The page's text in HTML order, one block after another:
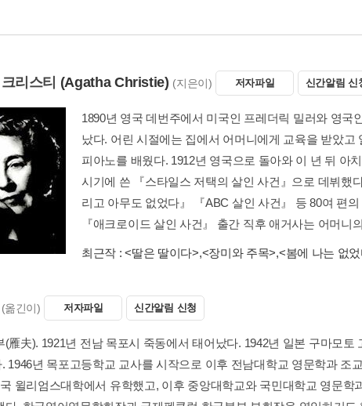
리스티 (Agatha Christie) (지은이) 저자파일 신간알림 신
1890년 영국 데번주에서 미국인 프레더릭 밀러와 영국
났다. 어린 시절에는 집에서 어머니에게 교육을 받았
피아노를 배웠다. 1912년 영국으로 돌아와 이 년 뒤 아
시기에 쓴 『스타일스 저택의 살인 사건』으로 데뷔했
리고 아무도 없었다』 『ABC 살인 사건』 등 80여 편
『애크로이드 살인 사건』 출간 직후 애거사는 어머니
최근작 :<딸은 딸이다>,<장미와 주목>,<봄에 나는 없
(옮긴이) 저자파일 신간알림 신청
(雁夫). 1921년 전남 목포시 죽동에서 태어났다. 1942년 일본 구마모
1946년 목포고등학교 교사를 시작으로 이후 전남대학교 영문학과 조
윌리엄스대학에서 유학했고, 이후 중앙대학교와 국민대학교 영문